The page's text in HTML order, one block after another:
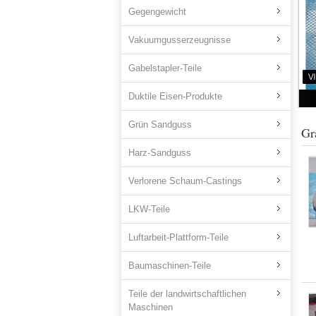
Gegengewicht
Vakuumgusserzeugnisse
Gabelstapler-Teile
Duktile Eisen-Produkte
Grün Sandguss
Harz-Sandguss
Verlorene Schaum-Castings
LKW-Teile
Luftarbeit-Plattform-Teile
Baumaschinen-Teile
Teile der landwirtschaftlichen
Maschinen